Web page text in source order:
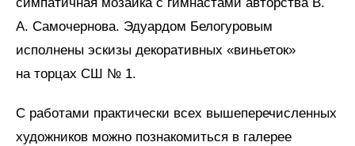
А. Самочернова. Эдуардом Белогуровым
исполнены эскизы декоративных «виньеток»
на торцах СШ № 1.
С работами практически всех вышеперечисленных
художников можно познакомиться в галерее